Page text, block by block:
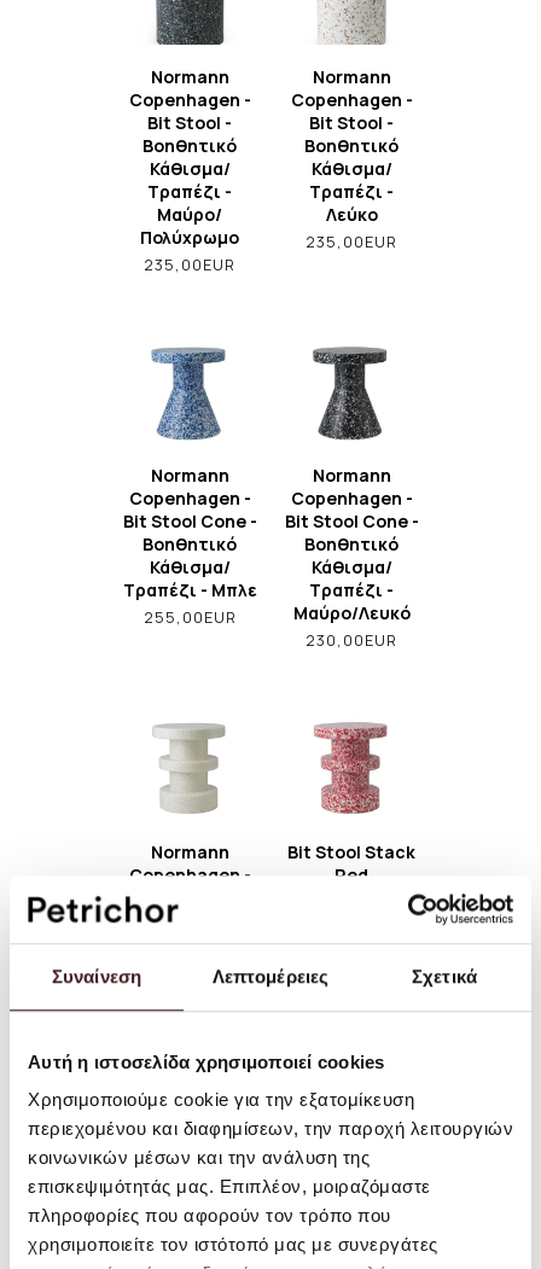
Συναίνεση Λεπτομέρειες Σχετικά
Αυτή η ιστοσελίδα χρησιμοποιεί cookies
Χρησιμοποιούμε cookie για την εξατομίκευση
περιεχομένου και διαφημίσεων, την παροχή λειτουργιών
κοινωνικών μέσων και την ανάλυση της
επισκεψιμότητάς μας. Επιπλέον, μοιραζόμαστε
πληροφορίες που αφορούν τον τρόπο που
χρησιμοποιείτε τον ιστότοπό μας με συνεργάτες
Normann
Copenhagen -
Bit Stool -
Βοηθητικό
Κάθισμα/
Τραπέζι -
Μαύρο/
Πολύχρωμο
235,00EUR
Normann
Copenhagen -
Bit Stool -
Βοηθητικό
Κάθισμα/
Τραπέζι -
Λεύκο
235,00EUR
Normann
Copenhagen -
Bit Stool Cone -
Βοηθητικό
Κάθισμα/
Τραπέζι - Μπλε
255,00EUR
Normann
Copenhagen -
Bit Stool Cone -
Βοηθητικό
Κάθισμα/
Τραπέζι -
Μαύρο/Λευκό
230,00EUR
Normann
Copenhagen -
Bit Stool Stack
- Βοηθητικό
Κάθισμα/
Τραπέζι -
Λευκό
230,00EUR
Bit Stool Stack
Red
Normann
Copenhagen -
Normann
Copenhagen -